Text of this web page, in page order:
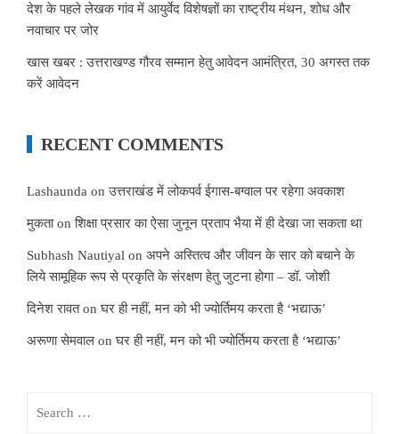
देश के पहले लेखक गांव में आयुर्वेद विशेषज्ञों का राष्ट्रीय मंथन, शोध और
नवाचार पर जोर
खास खबर : उत्तराखण्ड गौरव सम्मान हेतु आवेदन आमंत्रित, 30 अगस्त तक
करें आवेदन
RECENT COMMENTS
Lashaunda onउत्तराखंड में लोकपर्व ईगास-बग्वाल पर रहेगा अवकाश
मुकताonशिक्षा प्रसार का ऐसा जुनून प्रताप भैया में ही देखा जा सकता था
Subhash Nautiyal on अपने अस्तित्व और जीवन के सार को बचाने के
लिये सामूहिक रूप से प्रकृति के संरक्षण हेतु जुटना होगा – डॉ. जोशी
दिनेश रावतonघर ही नहीं, मन को भी ज्योर्तिमय करता है ‘भद्याऊ’
अरूणा सेमवाल onघर ही नहीं, मन को भी ज्योर्तिमय करता है ‘भद्याऊ’